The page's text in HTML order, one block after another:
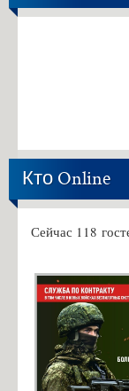
Кто Online
Сейчас 118